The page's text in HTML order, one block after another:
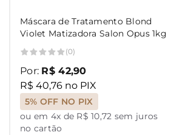
Máscara de Tratamento Blond
Violet Matizadora Salon Opus 1kg
(0)
Por: R$ 42,90
R$ 40,76 no PIX
5% OFF NO PIX
ou em 4x de R$ 10,72 sem juros
no cartão